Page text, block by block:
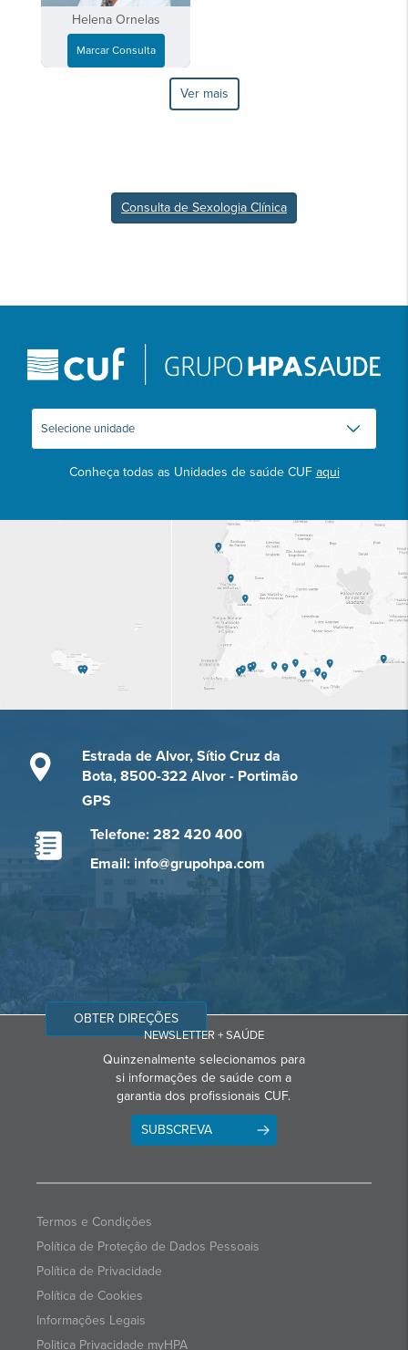
Helena Ornelas
Marcar Consulta
Ver mais
Consulta de Sexologia Clínica
Conheça todas as Unidades de saúde CUF aqui
Estrada de Alvor, Sítio Cruz da
Bota, 8500-322 Alvor - Portimão
GPS
Telefone: 282 420 400
Email: info@grupohpa.com
OBTER DIREÇÕES
NEWSLETTER + SAÚDE
Quinzenalmente selecionamos para
si informações de saúde com a
garantia dos profissionais CUF.
SUBSCREVA
Termos e Condições
Política de Proteção de Dados Pessoais
Política de Privacidade
Política de Cookies
Informações Legais
Politica Privacidade myHPA